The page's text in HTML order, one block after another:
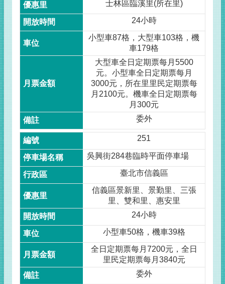
士林區臨溪里(所在里)
24小時
小型車87格，大型車103格，機
車179格
大型車全日定期票每月5500
元。小型車全日定期票每月
3000元，所在里里民定期票每
月2100元。機車全日定期票每
月300元
委外
251
吳興街284巷臨時平面停車場
臺北市信義區
信義區景新里、景勤里、三張
里、雙和里、惠安里
24小時
小型車50格，機車39格
全日定期票每月7200元，全日
里民定期票每月3840元
委外